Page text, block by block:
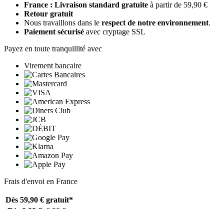
France : Livraison standard gratuite à partir de 59,90 €
Retour gratuit
Nous travaillons dans le respect de notre environnement.
Paiement sécurisé avec cryptage SSL
Payez en toute tranquillité avec
Virement bancaire
Frais d'envoi en France
Dès 59,90 € gratuit*